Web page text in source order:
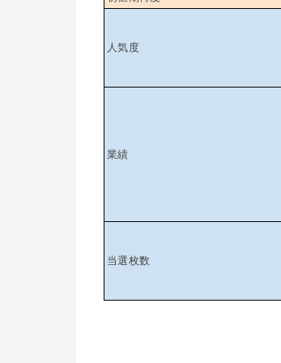
人気度
業績
当選枚数